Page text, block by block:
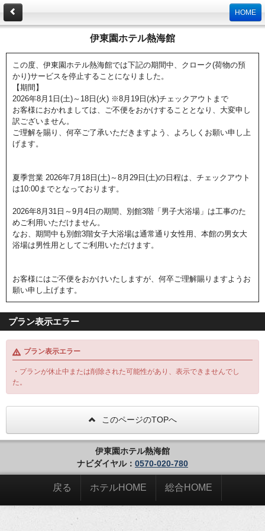
HOME
伊東園ホテル熱海館
この度、伊東園ホテル熱海館では下記の期間中、クローク(荷物の預
かり)サービスを停止することになりました。
【期間】
2026年8月1日(土)～18日(火) ※8月19日(水)チェックアウトまで
お客様におかれましては、ご不便をおかけすることとなり、大変申し
訳ございません。
ご理解を賜り、何卒ご了承いただきますよう、よろしくお願い申し上
げます。
夏季営業 2026年7月18日(土)～8月29日(土)の日程は、チェックアウト
は10:00までとなっております。
2026年8月31日～9月4日の期間、別館3階「男子大浴場」は工事のた
めご利用いただけません。
なお、期間中も別館3階女子大浴場は通常通り女性用、本館の男女大
浴場は男性用としてご利用いただけます。
お客様にはご不便をおかけいたしますが、何卒ご理解賜りますようお
願い申し上げます。
プラン表示エラー
プラン表示エラー
・プランが休止中または削除された可能性があり、表示できませんでし
た。
このページのTOPへ
伊東園ホテル熱海館
ナビダイヤル： 0570-020-780
戻る ホテルHOME 総合HOME